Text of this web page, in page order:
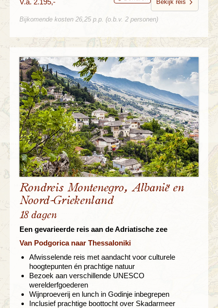
V.a. 2.195,- Bekijk reis
Bijkomende kosten 26,25 p.p. (o.b.v. 2 personen)
Rondreis Montenegro, Albanië en
Noord-Griekenland
18 dagen
Een gevarieerde reis aan de Adriatische zee
Van Podgorica naar Thessaloniki
Afwisselende reis met aandacht voor culturele
hoogtepunten én prachtige natuur
Bezoek aan verschillende UNESCO
werelderfgoederen
Wijnproeverij en lunch in Godinje inbegrepen
Inclusief prachtige boottocht over Skadarmeer